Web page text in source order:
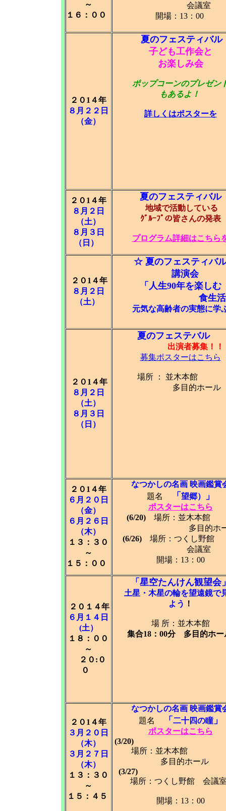
～
１６：００
会議室
開場：13：00
２０1４年
８月２２日
（金）
夏のフェスティバル
子ども工作会と
お楽しみ会
ポップコーンのプレゼン
もあるよ！
詳しくはポスターを
２０1４年
８月２日
（土）
８月３日
（日）
夏のフェスティバル
地域で活動している
ｸﾞﾙｰﾌﾟの皆さんの発表
プログラム詳細はこちら
２０1４年
８月２日
（土）
☆ 夏のフェスティバ
講演会
「人生90年を楽しむ
食生活
元気な高齢者の実態に学
２０1４年
８月２日
（土）
８月３日
（日）
夏のフェステバル
出演者募集！！
募集ポスターはこちら
場所 ： 並木本
多目的ホール
２０1４年
６月２０日
（金）
６月２６日
（木）
１３：３０
～
１５：００
なつかしの名画 映画鑑賞
題名
「 望郷） 」
ポスターはこちら
(6/20)場所：並木本
多目的ホー
(6/26) 場所：つくし
会議室
開場：13：00
２０１４年
６月１４日
(土）
１８：００
～
２０:０
０
「星空たんけん観望会
土星・木星の輪を望遠鏡で
よう ！
場 所：並木本館
集合18：00分 多目的ホー
２０1４年
３月２０日
（木）
３月２７日
（木）
１３：３０
～
１５：４５
なつかしの名画 映画鑑賞
題名
「 二十四の瞳」
ポスターはこちら
(3/20)
場所：並木本
多目的ホール
(3/
場所：つくし野館 会議
開場：13：00